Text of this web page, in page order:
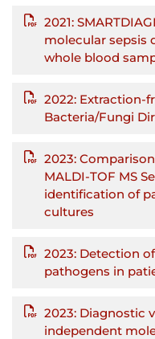
2021:
molecular sepsis
whole blood
2022: Extraction-
Bacteria/Fungi
2023:
MALDI-TOF MS
identification of
cultures
2023: Detection
pathogens in
2023: Diagnostic
independent